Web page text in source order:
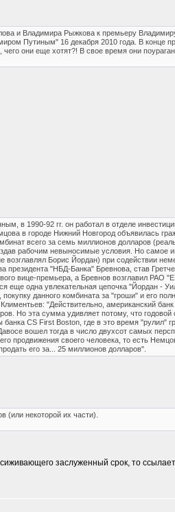
и Владимира Рыжкова к премьеру
Путиным" 16 декабря 2010 года. В конце
они еще хотят?! В свое время они
в 1990-92 гг. он работал в отделе
в городе Нижний Новгород объявилась
всего за семь миллионов долларов
рабочим невыносимые условия. Но самое
Борис Йордан) при содействии
"НБД-Банка" Бревнова, став
вице-премьера, а Бревнов возглавил РАО
еще одна увлекательная цепочка "Йордан -
данного комбината за "гроши" и его
"Действительно, американский
Но эта сумма удивляет потому, что годовой
CS First Boston, где в это время
вошел тогда в число двухсот самых
продвижения своего человека, то есть
его за... 25 миллионов долларов".
некоторой их части).
заслуженный срок, то